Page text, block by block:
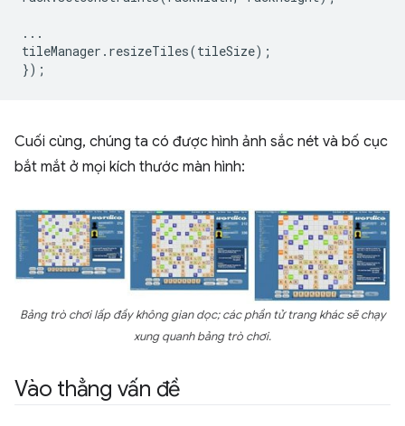
...
tileManager . resizeTiles(tileSize);
});
Cuối cùng, chúng ta có được hình ảnh sắc nét và bố cục
bắt mắt ở mọi kích thước màn hình:
Bảng trò chơi lấp đầy không gian dọc; các phần tử trang khác sẽ chạy
xung quanh bảng trò chơi.
Vào thẳng vấn đề